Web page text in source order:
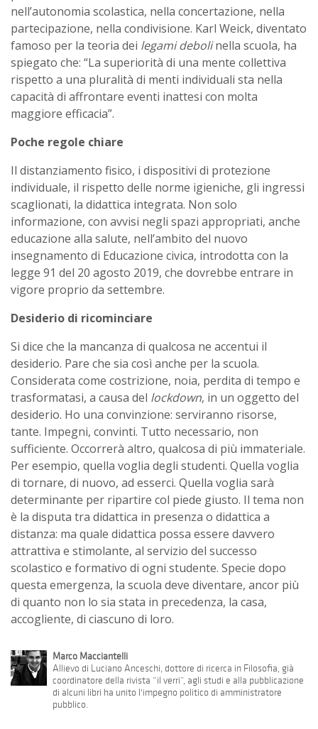
nell’autonomia scolastica, nella concertazione, nella
partecipazione, nella condivisione. Karl Weick, diventato
famoso per la teoria dei legami debolinella scuola, ha
spiegato che: “La superiorità di una mente collettiva
rispetto a una pluralità di menti individuali sta nella
capacità di affrontare eventi inattesi con molta
maggiore efficacia”.
Poche regole chiare
Il distanziamento fisico, i dispositivi di protezione
individuale, il rispetto delle norme igieniche, gli ingressi
scaglionati, la didattica integrata. Non solo
informazione, con avvisi negli spazi appropriati, anche
educazione alla salute, nell’ambito del nuovo
insegnamento di Educazione civica, introdotta con la
legge 91 del 20 agosto 2019, che dovrebbe entrare in
vigore proprio da settembre.
Desiderio di ricominciare
Si dice che la mancanza di qualcosa ne accentui il
desiderio. Pare che sia così anche per la scuola.
Considerata come costrizione, noia, perdita di tempo e
trasformatasi, a causa del lockdown, in un oggetto del
desiderio. Ho una convinzione: serviranno risorse,
tante. Impegni, convinti. Tutto necessario, non
sufficiente. Occorrerà altro, qualcosa di più immateriale.
Per esempio, quella voglia degli studenti. Quella voglia
di tornare, di nuovo, ad esserci. Quella voglia sarà
determinante per ripartire col piede giusto. Il tema non
è la disputa tra didattica in presenza o didattica a
distanza: ma quale didattica possa essere davvero
attrattiva e stimolante, al servizio del successo
scolastico e formativo di ogni studente. Specie dopo
questa emergenza, la scuola deve diventare, ancor più
di quanto non lo sia stata in precedenza, la casa,
accogliente, di ciascuno di loro.
Marco Macciantelli
Allievo di Luciano Anceschi, dottore di ricerca in Filosofia, già
coordinatore della rivista “il verri”, agli studi e alla pubblicazione
di alcuni libri ha unito l'impegno politico di amministratore
pubblico.